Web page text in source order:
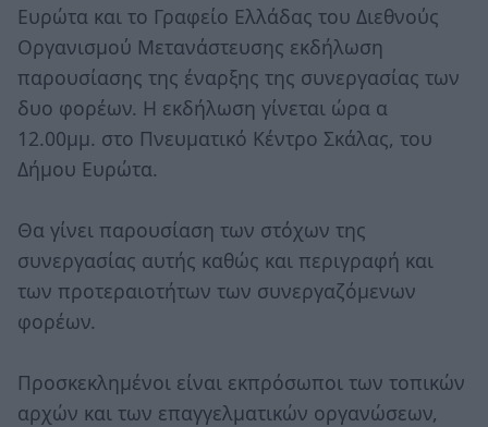
Ευρώτα και το Γραφείο Ελλάδας του Διεθνούς
Οργανισμού Μετανάστευσης εκδήλωση
παρουσίασης της έναρξης της συνεργασίας των
δυο φορέων. Η εκδήλωση γίνεται ώρα α
12.00μμ. στο Πνευματικό Κέντρο Σκάλας, του
Δήμου Ευρώτα.
Θα γίνει παρουσίαση των στόχων της
συνεργασίας αυτής καθώς και περιγραφή και
των προτεραιοτήτων των συνεργαζόμενων
φορέων.
Προσκεκλημένοι είναι εκπρόσωποι των τοπικών
αρχών και των επαγγελματικών οργανώσεων,